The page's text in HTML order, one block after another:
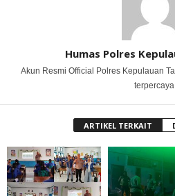
Humas Polres
Akun Resmi Official Polres Kepulauan
ARTIKEL TERKAIT